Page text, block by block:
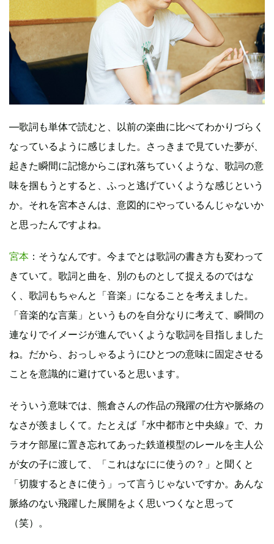
—歌詞も単体で読むと、以前の楽曲に比べてわかりづらく
なっているように感じました。さっきまで見ていた夢が、
起きた瞬間に記憶からこぼれ落ちていくような、歌詞の意
味を掴もうとすると、ふっと逃げていくような感じという
か。それを宮本さんは、意図的にやっているんじゃないか
と思ったんですよね。
宮本 ：そうなんです。今までとは歌詞の書き方も変わって
きていて。歌詞と曲を、別のものとして捉えるのではな
く、歌詞もちゃんと「音楽」になることを考えました。
「音楽的な言葉」というものを自分なりに考えて、瞬間の
連なりでイメージが進んでいくような歌詞を目指しました
ね。だから、おっしゃるようにひとつの意味に固定させる
ことを意識的に避けていると思います。
そういう意味では、熊倉さんの作品の飛躍の仕方や脈絡の
なさが羨ましくて。たとえば『水中都市と中央線』で、カ
ラオケ部屋に置き忘れてあった鉄道模型のレールを主人公
が女の子に渡して、「これはなにに使うの？」と聞くと
「切腹するときに使う」って言うじゃないですか。あんな
脈絡のない飛躍した展開をよく思いつくなと思って
（笑）。